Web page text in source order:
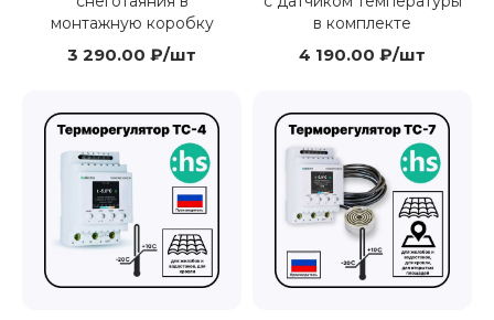
монтажную коробку
3 290.00 ₽/шт
в комплекте
4 190.00 ₽/шт